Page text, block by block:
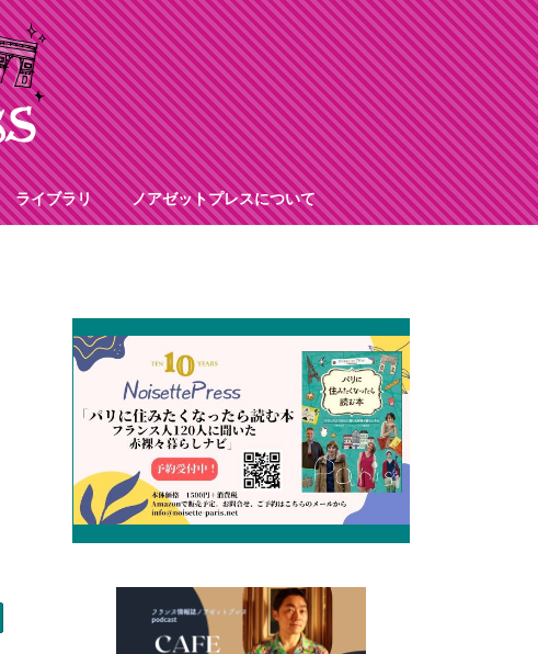
ライブラリ ノアゼットプレスについて